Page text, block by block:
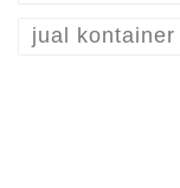
jual kontainer